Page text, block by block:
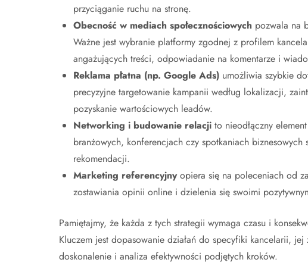
przyciąganie ruchu na stronę.
Obecność w mediach społecznościowychpozwala na
Ważne jest wybranie platformy zgodnej z profilem
angażujących treści, odpowiadanie na komentarze i
Reklama płatna (np. Google Ads)umożliwia szybkie
precyzyjne targetowanie kampanii według lokalizacji,
pozyskanie wartościowych leadów.
Networking i budowanie relacjito nieodłączny
branżowych, konferencjach czy spotkaniach
rekomendacji.
Marketing referencyjnyopiera się na poleceniach od
zostawiania opinii online i dzielenia się swoimi
Pamiętajmy, że każda z tych strategii wymaga czasu i
Kluczem jest dopasowanie działań do specyfiki kancelarii,
doskonalenie i analiza efektywności podjętych kroków.